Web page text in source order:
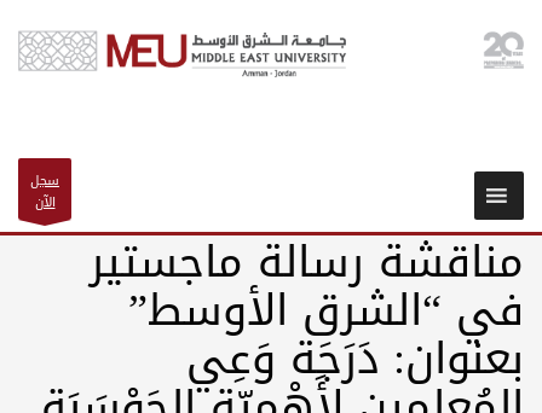
سجل
الآن
مناقشة رسالة ماجستير
في “الشرق الأوسط”
بعنوان: دَرَجَة وَعِي